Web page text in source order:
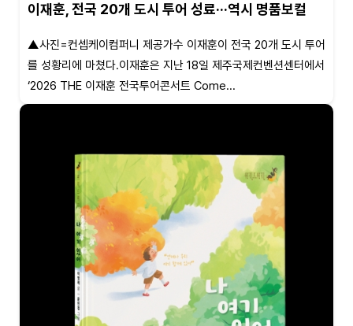
이재훈, 전국 20개 도시 투어 성료···역시 명품보컬
▲사진=컨셉케이컴퍼니 제공가수 이재훈이 전국 20개 도시 투어
를 성황리에 마쳤다.이재훈은 지난 18일 제주국제컨벤션센터에서
‘2026 THE 이재훈 전국투어콘서트 Come...